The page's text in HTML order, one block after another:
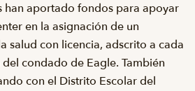
han aportado fondos para apoyar
en la asignación de un
salud con licencia, adscrito a cada
condado de Eagle. También
con el Distrito Escolar del